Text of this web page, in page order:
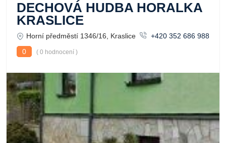
DECHOVÁ HUDBA HORALKA
KRASLICE
Horní předměstí 1346/16, Kraslice
+420 352 686 988
0
( 0 hodnocení )